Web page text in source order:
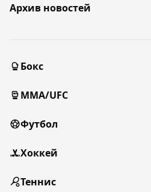
Архив новостей
Бокс
MMA/UFC
Футбол
Хоккей
Теннис